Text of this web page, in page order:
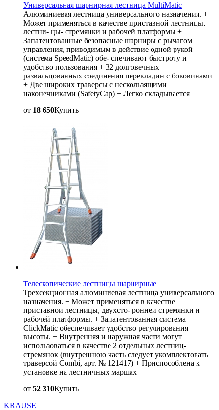
Универсальная шарнирная лестница MultiMatic
Алюминиевая лестница универсального назначения. +
Может применяться в качестве приставной лестницы,
лестни- цы- стремянки и рабочей платформы +
Запатентованные безопасные шарниры с рычагом
управления, приводимым в действие одной рукой
(система SpeedMatic) обе- спечивают быстроту и
удобство пользования + 32 долговечных
развальцованных соединения перекладин с боковинами
+ Две широких траверсы с нескользящими
наконечниками (SafetyCap) + Легко складывается
от 18 650Купить
Телескопические лестницы шарнирные
Трехсекционная алюминиевая лестница универсального
назначения. + Может применяться в качестве
приставной лестницы, двухсто- ронней стремянки и
рабочей платформы. + Запатентованная система
ClickMatic обеспечивает удобство регулирования
высоты. + Внутренняя и наружная части могут
использоваться в качестве 2 отдельных лестниц-
стремянок (внутреннюю часть следует укомплектовать
траверсой Combi, арт. № 121417) + Приспособлена к
установке на лестничных маршах
от 52 310Купить
KRAUSE